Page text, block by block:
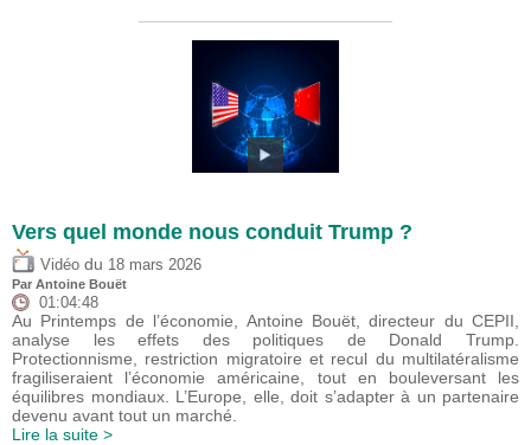
Vers quel monde nous conduit Trump ?
Vidéo du 18 mars 2026
Par Antoine Bouët
01:04:48
Au Printemps de l’économie, Antoine Bouët, directeur du CEPII,
analyse les effets des politiques de Donald Trump.
Protectionnisme, restriction migratoire et recul du multilatéralisme
fragiliseraient l’économie américaine, tout en bouleversant les
équilibres mondiaux. L’Europe, elle, doit s’adapter à un partenaire
devenu avant tout un marché.
Lire la suite >